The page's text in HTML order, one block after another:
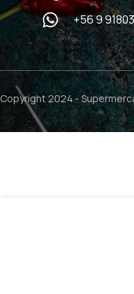
+56 9
Copyright 2024 -